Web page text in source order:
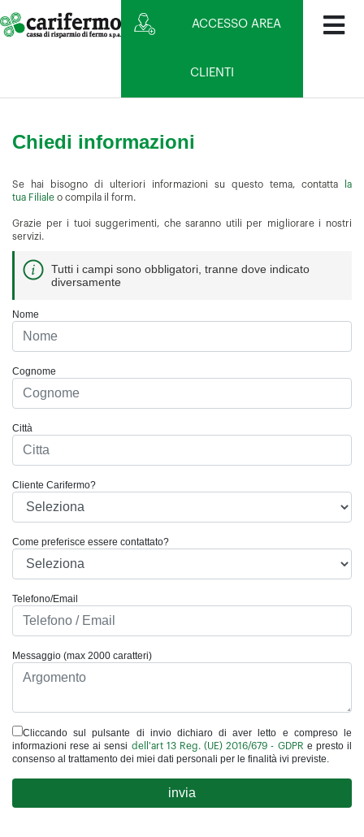
ACCESSO AREA
CLIENTI
Chiedi informazioni
Se hai bisogno di ulteriori informazioni su questo tema, contatta
la
tua Filiale o compila il form.
Grazie per i tuoi suggerimenti, che saranno utili per migliorare i nostri
servizi.
Tutti i campi sono obbligatori, tranne dove indicato
diversamente
Nome
Cognome
Città
Cliente Carifermo?
Come preferisce essere contattato?
Telefono/Email
Messaggio (max 2000 caratteri)
Cliccando sul pulsante di invio dichiaro di aver letto e compreso le
informazioni rese ai sensi dell'art 13 Reg. (UE) 2016/679 - GDPR e presto il
consenso al trattamento dei miei dati personali per le finalità ivi previste.
invia